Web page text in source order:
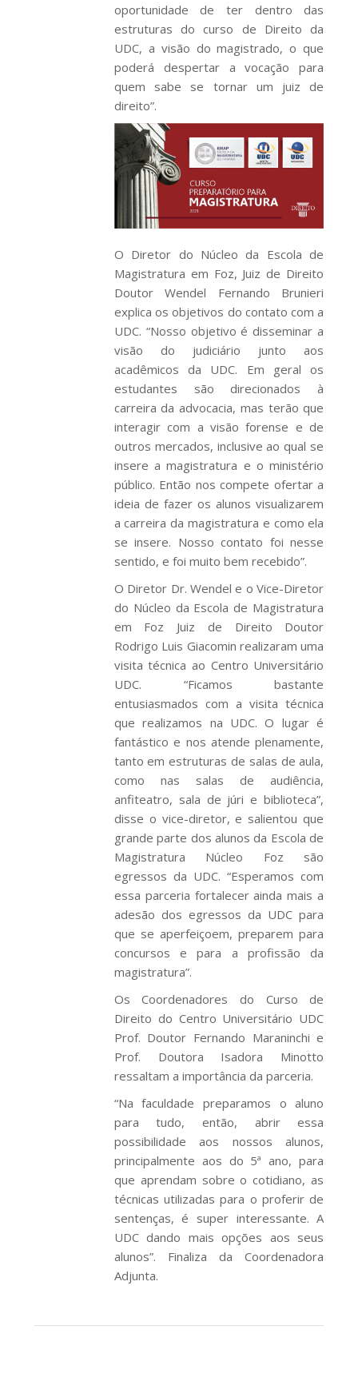
oportunidade de ter dentro das
estruturas do curso de Direito da
UDC, a visão do magistrado, o que
poderá despertar a vocação para
quem sabe se tornar um juiz de
direito”.
O Diretor do Núcleo da Escola de
Magistratura em Foz, Juiz de Direito
Doutor Wendel Fernando Brunieri
explica os objetivos do contato com a
UDC. “Nosso objetivo é disseminar a
visão do judiciário junto aos
acadêmicos da UDC. Em geral os
estudantes são direcionados à
carreira da advocacia, mas terão que
interagir com a visão forense e de
outros mercados, inclusive ao qual se
insere a magistratura e o ministério
público. Então nos compete ofertar a
ideia de fazer os alunos visualizarem
a carreira da magistratura e como ela
se insere. Nosso contato foi nesse
sentido, e foi muito bem recebido”.
O Diretor Dr. Wendel e o Vice-Diretor
do Núcleo da Escola de Magistratura
em Foz Juiz de Direito Doutor
Rodrigo Luis Giacomin realizaram uma
visita técnica ao Centro Universitário
UDC. “Ficamos bastante
entusiasmados com a visita técnica
que realizamos na UDC. O lugar é
fantástico e nos atende plenamente,
tanto em estruturas de salas de aula,
como nas salas de audiência,
anfiteatro, sala de júri e biblioteca”,
disse o vice-diretor, e salientou que
grande parte dos alunos da Escola de
Magistratura Núcleo Foz são
egressos da UDC. “Esperamos com
essa parceria fortalecer ainda mais a
adesão dos egressos da UDC para
que se aperfeiçoem, preparem para
concursos e para a profissão da
magistratura”.
Os Coordenadores do Curso de
Direito do Centro Universitário UDC
Prof. Doutor Fernando Maraninchi e
Prof. Doutora Isadora Minotto
ressaltam a importância da parceria.
“Na faculdade preparamos o aluno
para tudo, então, abrir essa
possibilidade aos nossos alunos,
principalmente aos do 5ª ano, para
que aprendam sobre o cotidiano, as
técnicas utilizadas para o proferir de
sentenças, é super interessante. A
UDC dando mais opções aos seus
alunos”. Finaliza da Coordenadora
Adjunta.